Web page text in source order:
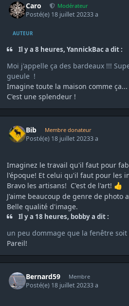
Caro Modérateur
Posté(e) 18 juillet 20233 a
AUTEUR
Il y a 8 heures, YannickBac a dit :
Moi j'appelle ça des bardeaux !!!
gueule !
Imagine toute la maison comme ça...
C'est une splendeur !
Bib Membre donateur
Posté(e) 18 juillet 20233 a
Imaginez le travail qu'il faut pour
l'époque! Et celui qu'il faut pour les
Bravo les artisans! C'est de l'art! 👍
J'aime beaucoup de genre de photo
Belle qualité d'image.
Il y a 18 heures, bobby a dit :
un peu dommage que la fenêtre
Pareil!
Bernard59 Membre
Posté(e) 18 juillet 20233 a